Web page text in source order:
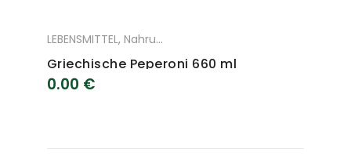
LEBENSMITTEL, Nahrungsmittel
Griechische Peperoni 660 ml
0.00 €